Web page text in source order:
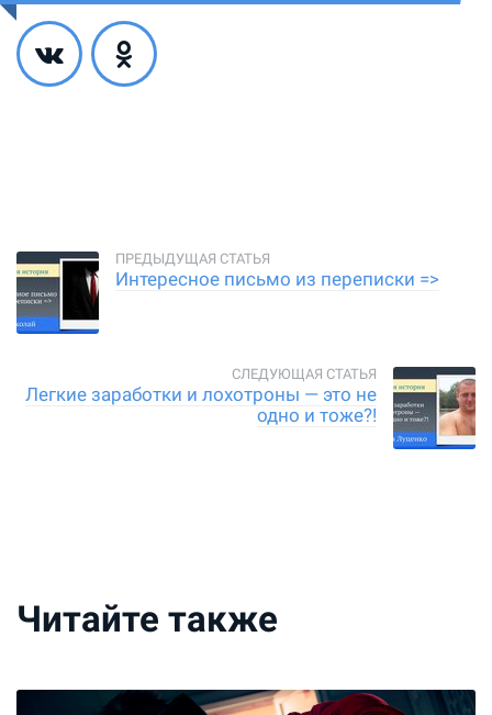
Интересное письмо из переписки =>
Легкие заработки и лохотроны — это не
одно и тоже?!
Читайте также